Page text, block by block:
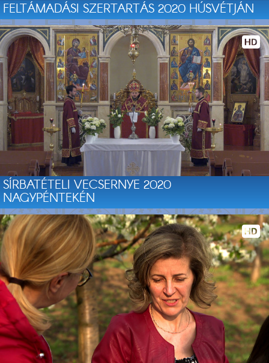
FELTÁMADÁSI SZERTARTÁS 2020 HÚSVÉTJÁN
SÍRBATÉTELI VECSERNYE 2020
NAGYPÉNTEKÉN